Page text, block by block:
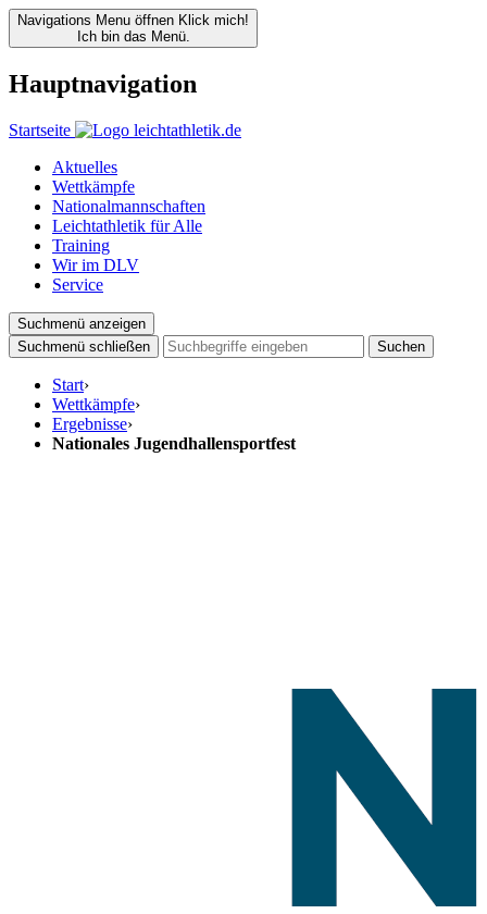
Navigations Menu öffnen Klick mich!
Ich bin das Menü.
Hauptnavigation
Startseite
Aktuelles
Wettkämpfe
Nationalmannschaften
Leichtathletik für Alle
Training
Wir im DLV
Service
Suchmenü anzeigen
Suchmenü schließen
Suchen
Start›
Wettkämpfe›
Ergebnisse›
Nationales Jugendhallensportfest